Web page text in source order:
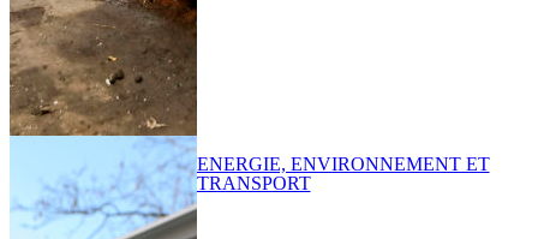
ENERGIE, ENVIRONNEMENT ET
TRANSPORT